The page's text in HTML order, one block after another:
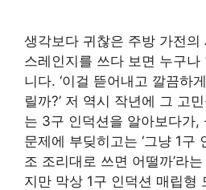
생각보다 귀찮은 주방 가전
스레인지를 쓰다 보면 누구나
니다. ‘이걸 뜯어내고 깔끔하
릴까?’ 저 역시 작년에 그 고
는 3구 인덕션을 알아보다가,
문제에 부딪히고는 ‘그냥 1구
조 조리대로 쓰면 어떨까’라
지만 막상 1구 인덕션 매립형